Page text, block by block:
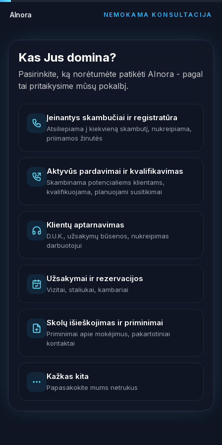
AInora NEMOKAMA KONSULTACIJA
Kas Jus domina?
Pasirinkite, ką norėtumėte patikėti AInora - pagal
tai pritaikysime mūsų pokalbį.
Įeinantys skambučiai ir registratūra
Atsiliepiama į kiekvieną skambutį, nukreipiama,
priimamos žinutės
Aktyvūs pardavimai ir kvalifikavimas
Skambinama potencialiems klientams,
kvalifikuojama, planuojami susitikimai
Klientų aptarnavimas
D.U.K., užsakymų būsenos, nukreipimas
darbuotojui
Užsakymai ir rezervacijos
Vizitai, staliukai, kambariai
Skolų išieškojimas ir priminimai
Priminimai apie mokėjimus, pakartotiniai
kontaktai
Kažkas kita
Papasakokite mums netrukus